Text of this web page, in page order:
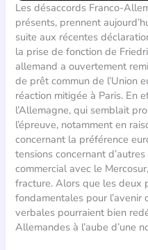
Les désaccords Franco-
présents, prennent
suite aux récentes
la prise de fonction de
allemand a ouvertement
de prêt commun de l’Union
réaction mitigée à Paris. En
l’Allemagne, qui semblait
l’épreuve, notamment en
concernant la préférence
tensions concernant
commercial avec le
fracture. Alors que les deux
fondamentales pour l’avenir
verbales pourraient bien
Allemandes à l’aube d’une